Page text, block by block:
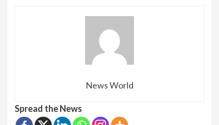
News World
Spread the News